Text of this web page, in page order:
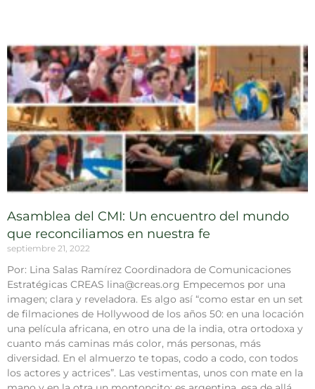
Asamblea del CMI: Un encuentro del mundo
que reconciliamos en nuestra fe
septiembre 21, 2022
Por: Lina Salas Ramírez Coordinadora de Comunicaciones
Estratégicas CREAS lina@creas.org Empecemos por una
imagen; clara y reveladora. Es algo así “como estar en un set
de filmaciones de Hollywood de los años 50: en una locación
una película africana, en otro una de la india, otra ortodoxa y
cuanto más caminas más color, más personas, más
diversidad. En el almuerzo te topas, codo a codo, con todos
los actores y actrices”. Las vestimentas, unos con mate en la